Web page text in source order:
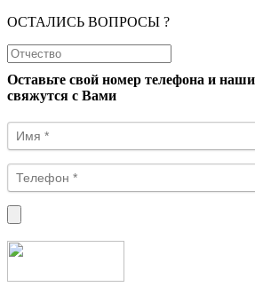
ОСТАЛИСЬ ВОПРОСЫ ?
Оставьте свой номер телефона и
свяжутся с Вами